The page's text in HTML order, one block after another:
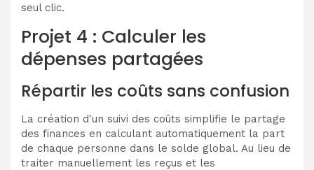
seul clic.
Projet 4 : Calculer les
dépenses partagées
Répartir les coûts sans confusion
La création d'un suivi des coûts simplifie le partage
des finances en calculant automatiquement la part
de chaque personne dans le solde global. Au lieu de
traiter manuellement les reçus et les